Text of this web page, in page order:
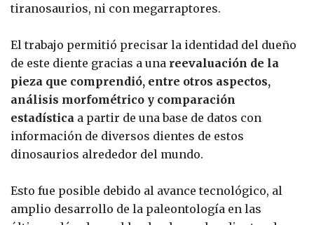
tiranosaurios, ni con megarraptores.
El trabajo permitió precisar la identidad del dueño
de este diente gracias a una reevaluación de la
pieza que comprendió, entre otros aspectos,
análisis morfométrico y comparación
estadística a partir de una base de datos con
información de diversos dientes de estos
dinosaurios alrededor del mundo.
Esto fue posible debido al avance tecnológico, al
amplio desarrollo de la paleontología en las